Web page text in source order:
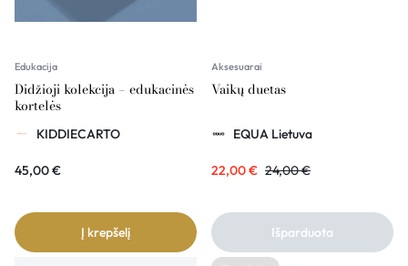
Edukacija
Didžioji kolekcija – edukacinės
kortelės
KIDDIECARTO
45,00€
Į krepšelį
Aksesuarai
Vaikų duetas
EQUA Lietuva
22,00€ 24,00€
Išparduota